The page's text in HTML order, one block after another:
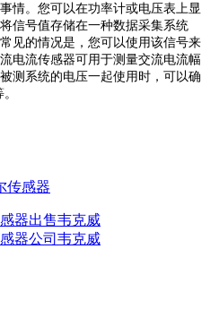
情。您可以在功率计或电压表上显
信号值存储在一种数据采集系统
见的情况是，您可以使用该信号来
电流传感器可用于测量交流电流幅
测系统的电压一起使用时，可以确
传感器
器出售韦克威
器公司韦克威